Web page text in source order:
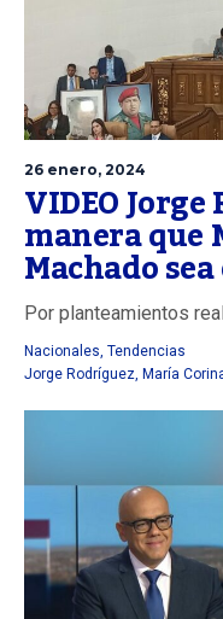
26 enero, 2024
VIDEO
manera que
Machado
Por planteamientos
Nacionales Tendencias
Jorge Rodríguez María